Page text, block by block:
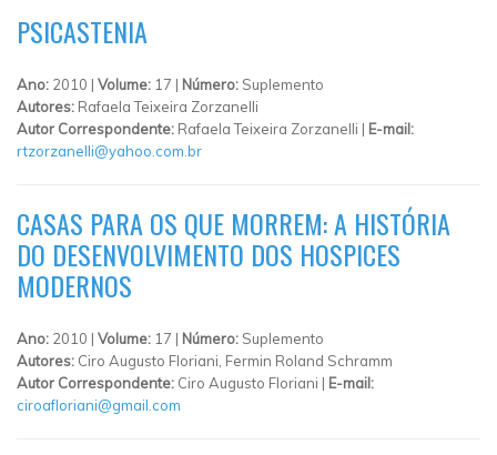
PSICASTENIA
Ano: 2010 | Volume: 17 | Número: Suplemento
Autores: Rafaela Teixeira Zorzanelli
Autor Correspondente: Rafaela Teixeira Zorzanelli | E-mail:
rtzorzanelli@yahoo.com.br
CASAS PARA OS QUE MORREM: A HISTÓRIA
DO DESENVOLVIMENTO DOS HOSPICES
MODERNOS
Ano: 2010 | Volume: 17 | Número: Suplemento
Autores: Ciro Augusto Floriani, Fermin Roland Schramm
Autor Correspondente: Ciro Augusto Floriani | E-mail:
ciroafloriani@gmail.com